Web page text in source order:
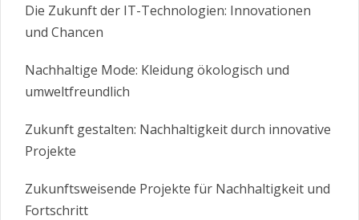
Die Zukunft der IT-Technologien: Innovationen
und Chancen
Nachhaltige Mode: Kleidung ökologisch und
umweltfreundlich
Zukunft gestalten: Nachhaltigkeit durch innovative
Projekte
Zukunftsweisende Projekte für Nachhaltigkeit und
Fortschritt